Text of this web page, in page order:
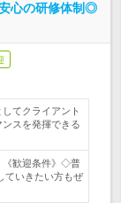
心の研修体制◎
てクライアント
スを発揮できる
《歓迎条件》◇普
ていきたい方もぜ